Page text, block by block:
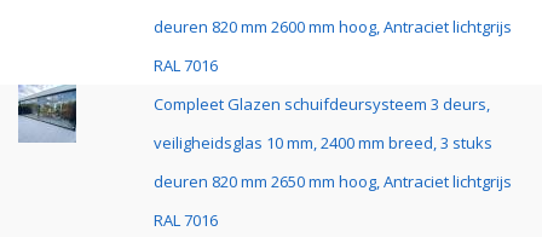
deuren 820 mm 2600 mm hoog, Antraciet lichtgrijs
RAL 7016
Compleet Glazen schuifdeursysteem 3 deurs,
veiligheidsglas 10 mm, 2400 mm breed, 3 stuks
deuren 820 mm 2650 mm hoog, Antraciet lichtgrijs
RAL 7016